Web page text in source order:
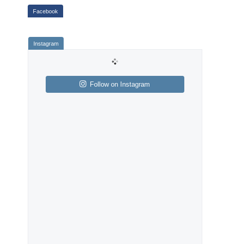
Follow on Instagram